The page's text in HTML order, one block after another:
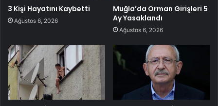
3 Kişi Hayatını Kaybetti
Ağustos 6, 2026
Muğla’da Orman Girişleri 5
Ay Yasaklandı
Ağustos 6, 2026